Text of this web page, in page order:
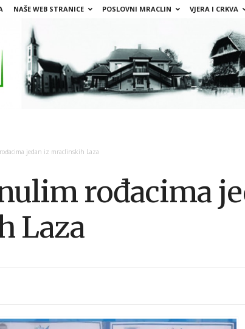
NAŠE WEB STRANICE POSLOVNI MRACLIN VJERA I CRKVA
jedan iz mraclinskih Laza
rođacima
Laza